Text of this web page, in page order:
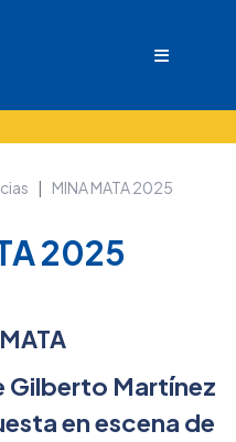
MINA MATA 2025
2025
Gilberto Martínez
en escena de